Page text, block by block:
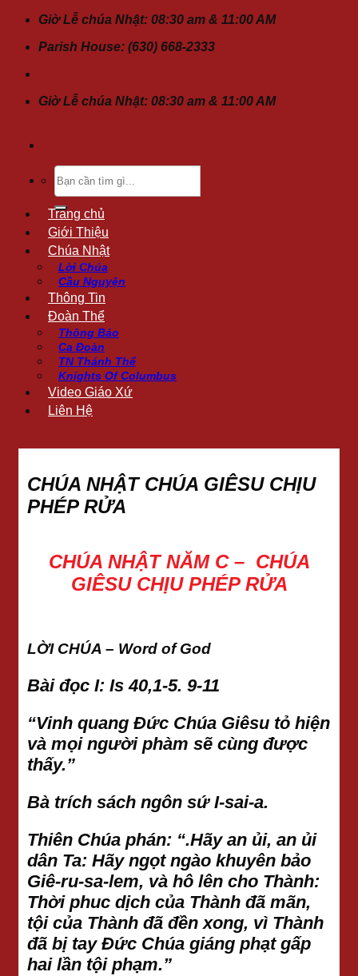
ChuyểnGiờ Lễ chúa Nhật: 08:30 am & 11:00 AM
Parish House: (630) 668-2333
Giờ Lễ chúa Nhật: 08:30 am & 11:00 AM
Tìm
kiếm:
Trang chủ
Giới Thiệu
Chúa Nhật
Lời Chúa
Cầu Nguyện
Thông Tin
Đoàn Thể
Thông Báo
Ca Đoàn
TN Thánh Thể
Knights Of Columbus
Video Giáo Xứ
Liên Hệ
CHÚA NHẬT CHÚA GIÊSU CHỊU
PHÉP RỬA
CHÚA NHẬT NĂM C – CHÚA
GIÊSU CHỊU PHÉP RỬA
LỜI CHÚA – Word of God
Bài đọc I: Is 40,1-5. 9-11
“Vinh quang Đức Chúa Giêsu tỏ hiện
và mọi người phàm sẽ cùng được
thấy.”
Bà trích sách ngôn sứ I-sai-a.
Thiên Chúa phán: “.Hãy an ủi, an ủi
dân Ta: Hãy ngọt ngào khuyên bảo
Giê-ru-sa-lem, và hô lên cho Thành:
Thời phuc dịch của Thành đã mãn,
tội của Thành đã đền xong, vì Thành
đã bị tay Đức Chúa giáng phạt gấp
hai lần tội phạm.”